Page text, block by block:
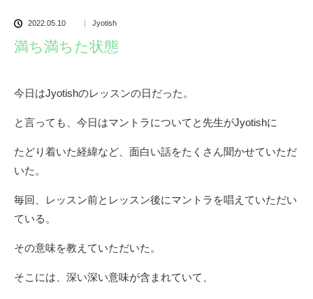
2022.05.10 Jyotish
満ち満ちた状態
今日はJyotishのレッスンの日だった。
と言っても、今日はマントラについてと先生がJyotishに
たどり着いた経緯など、面白い話をたくさん聞かせていただ
いた。
毎回、レッスン前とレッスン後にマントラを唱えていただい
ている。
その意味を教えていただいた。
そこには、深い深い意味が含まれていて、